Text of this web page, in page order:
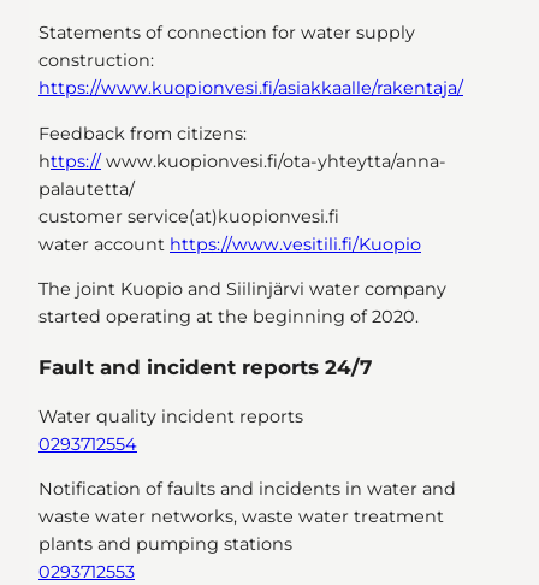
Statements of connection for water supply
construction:
https://www.kuopionvesi.fi/asiakkaalle/rakentaja/
Feedback from citizens:
https://www.kuopionvesi.fi/ota-yhteytta/anna-
palautetta/
customer service(at)kuopionvesi.fi
water account https://www.vesitili.fi/Kuopio
The joint Kuopio and Siilinjärvi water company
started operating at the beginning of 2020.
Fault and incident reports 24/7
Water quality incident reports
0293712554
Notification of faults and incidents in water and
waste water networks, waste water treatment
plants and pumping stations
0293712553